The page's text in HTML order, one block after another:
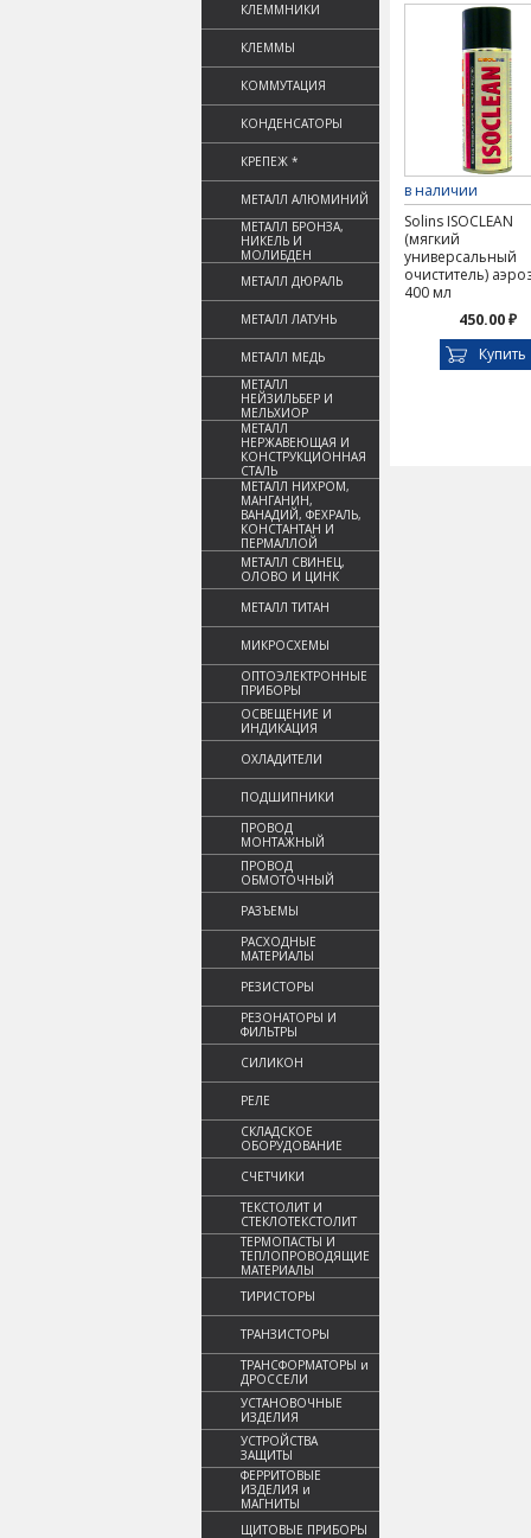
КЛЕММНИКИ
КЛЕММЫ
КОММУТАЦИЯ
КОНДЕНСАТОРЫ
КРЕПЕЖ *
МЕТАЛЛ АЛЮМИНИЙ
МЕТАЛЛ БРОНЗА,
НИКЕЛЬ И
МОЛИБДЕН
МЕТАЛЛ ДЮРАЛЬ
МЕТАЛЛ ЛАТУНЬ
МЕТАЛЛ МЕДЬ
МЕТАЛЛ
НЕЙЗИЛЬБЕР И
МЕЛЬХИОР
МЕТАЛЛ
НЕРЖАВЕЮЩАЯ И
КОНСТРУКЦИОННАЯ
СТАЛЬ
МЕТАЛЛ НИХРОМ,
МАНГАНИН,
ВАНАДИЙ, ФЕХРАЛЬ,
КОНСТАНТАН И
ПЕРМАЛЛОЙ
МЕТАЛЛ СВИНЕЦ,
ОЛОВО И ЦИНК
МЕТАЛЛ ТИТАН
МИКРОСХЕМЫ
ОПТОЭЛЕКТРОННЫЕ
ПРИБОРЫ
ОСВЕЩЕНИЕ И
ИНДИКАЦИЯ
ОХЛАДИТЕЛИ
ПОДШИПНИКИ
ПРОВОД
МОНТАЖНЫЙ
ПРОВОД
ОБМОТОЧНЫЙ
РАЗЪЕМЫ
РАСХОДНЫЕ
МАТЕРИАЛЫ
РЕЗИСТОРЫ
РЕЗОНАТОРЫ И
ФИЛЬТРЫ
СИЛИКОН
РЕЛЕ
СКЛАДСКОЕ
ОБОРУДОВАНИЕ
СЧЕТЧИКИ
ТЕКСТОЛИТ И
СТЕКЛОТЕКСТОЛИТ
ТЕРМОПАСТЫ И
ТЕПЛОПРОВОДЯЩИЕ
МАТЕРИАЛЫ
ТИРИСТОРЫ
ТРАНЗИСТОРЫ
ТРАНСФОРМАТОРЫ и
ДРОССЕЛИ
УСТАНОВОЧНЫЕ
ИЗДЕЛИЯ
УСТРОЙСТВА
ЗАЩИТЫ
ФЕРРИТОВЫЕ
ИЗДЕЛИЯ и
МАГНИТЫ
ЩИТОВЫЕ ПРИБОРЫ
в наличии
Solins ISOCLEAN
(мягкий
универсальный
очиститель)
400 мл
450.00 ₽
Купить